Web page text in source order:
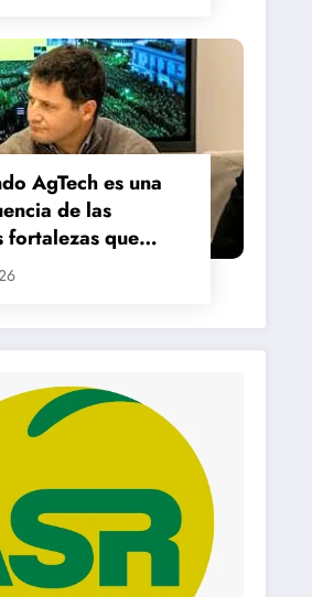
AgTech es una
de las
fortalezas que
en la región»